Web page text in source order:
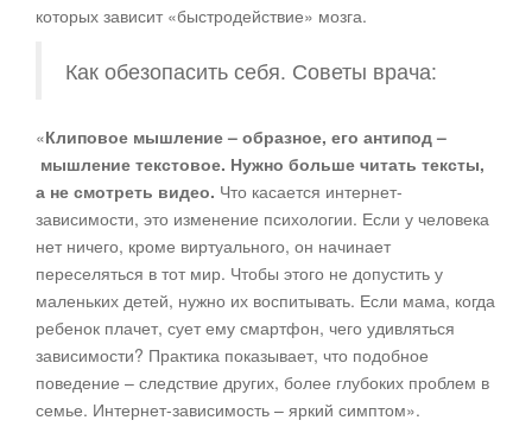
которых зависит «быстродействие» мозга.
Как обезопасить себя. Советы врача:
«Клиповое мышление – образное, его антипод –
мышление текстовое. Нужно больше читать тексты,
а не смотреть видео. Что касается интернет-
зависимости, это изменение психологии. Если у человека
нет ничего, кроме виртуального, он начинает
переселяться в тот мир. Чтобы этого не допустить у
маленьких детей, нужно их воспитывать. Если мама, когда
ребенок плачет, сует ему смартфон, чего удивляться
зависимости? Практика показывает, что подобное
поведение – следствие других, более глубоких проблем в
семье. Интернет-зависимость – яркий симптом».